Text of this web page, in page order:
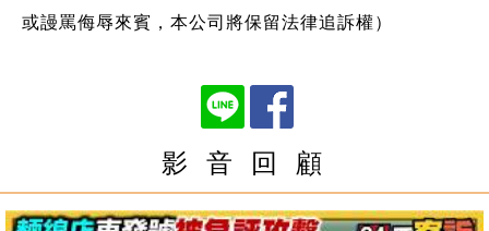
或謾罵侮辱來賓，本公司將保留法律追訴權）
影 音 回 顧